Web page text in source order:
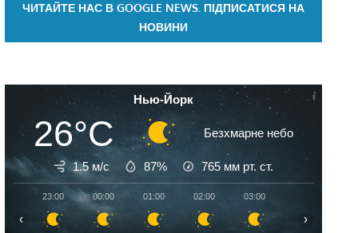
ЧИТАЙТЕ НАС В GOOGLE NEWS. ПІДПИСАТИСЯ НА
НОВИНИ
Нью-Йорк
26°C Безхмарне небо
1.5 м/с 87% 765 мм рт. ст.
23:00 00:00 01:00 02:00 03:00
‹ ›